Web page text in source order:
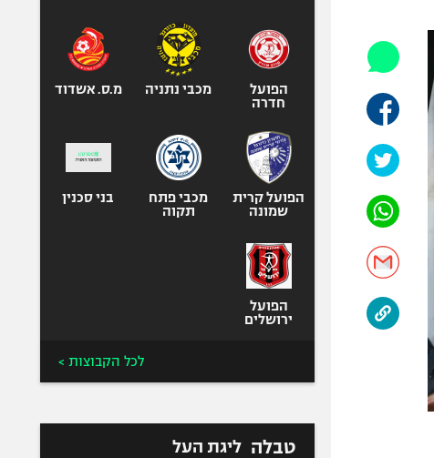
אופניים
ספורט מוטורי
כדורמים
בייסבול MLB
ספורט אתגרי
אומנויות לחימה
הפועל
חדרה
מכבי נתניה מ.ס. אשדוד
הפועל קרית
שמונה
מכבי פתח
תקוה
בני סכנין
הפועל
ירושלים
לכל הקבוצות >
טבלה ליגת העל